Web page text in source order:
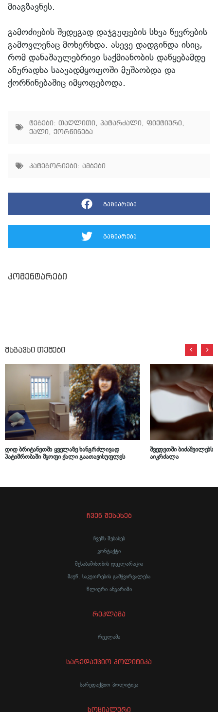
მიაგზავნეს.
გამოძიების შედეგად დაჯგუფების სხვა წევრების
გამოვლენაც მოხერხდა. ასევე დადგინდა ისიც,
რომ დანაშაულებრივი საქმიანობის დაწყებამდე
ანურადხა საავადმყოფოში მუშაობდა და
ქორწინებაშიც იმყოფებოდა.
ტეგები: თაღლითი, პატარძალი, ფიქტიური,
ქალი, ქორწინება
კატეგორიები: ამბები
გაზიარება
გაზიარება
კომენტარები
მსგავსი თემები
დიდ ბრიტანეთში ყველაზე ხანგრძლივად
პატიმრობაში მყოფი ქალი გაათავისუფლეს
შვედეთში ბიძაშვილებს
აიკრძალა
ჩვენ შესახებ
ჩვენს შესახებ
კონტაქტი
შესაბამისობის დეკლარაცია
მაუწ. საკუთრების გამჭვირვალება
წლიური ანგარიში
რეკლამა
რეკლამა
სარედაქციო პოლიტიკა
სარედაქციო პოლიტიკა
სოციალური